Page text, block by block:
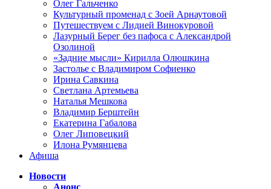
Олег Гальченко
Культурный променад с Зоей Арнаутовой
Путешествуем с Лидией Винокуровой
Лазурный Берег без пафоса с Александрой
Озолиной
«Задние мысли» Кирилла Олюшкина
Застолье с Владимиром Софиенко
Ирина Савкина
Светлана Артемьева
Наталья Мешкова
Владимир Берштейн
Екатерина Габалова
Олег Липовецкий
Илона Румянцева
Афиша
Новости